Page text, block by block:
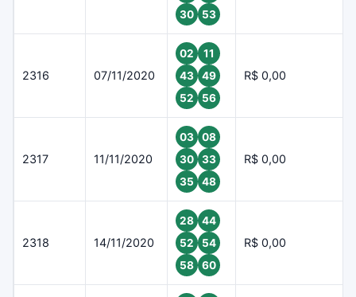
30
53
2316 07/11/2020
02
11
43
49
52
56
R$ 0,00
2317 11/11/2020
03
08
30
33
35
48
R$ 0,00
2318 14/11/2020
28
44
52
54
58
60
R$ 0,00